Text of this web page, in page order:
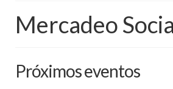
Mercadeo
Próximos eventos